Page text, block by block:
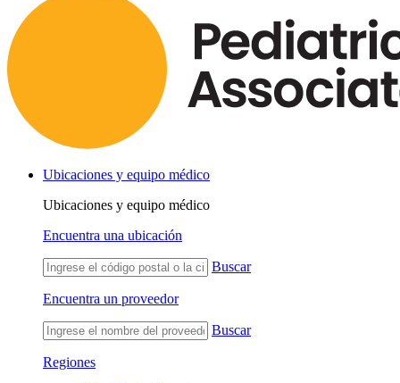
Ubicaciones y equipo médico
Ubicaciones y equipo médico
Encuentra una ubicación
Buscar
Encuentra un proveedor
Buscar
Regiones